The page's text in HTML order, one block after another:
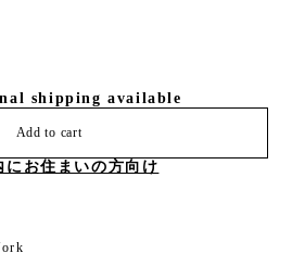
shipping available
Add to cart
にお住まいの方向け